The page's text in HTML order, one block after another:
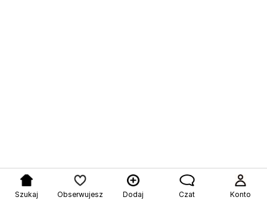
Szukaj Obserwujesz Dodaj Czat Konto